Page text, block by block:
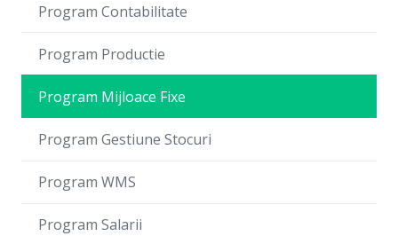
Program Contabilitate
Program Productie
Program Mijloace Fixe
Program Gestiune Stocuri
Program WMS
Program Salarii